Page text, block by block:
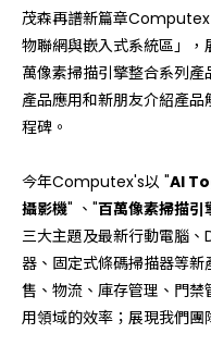
茂森再譜新篇章Computex
物聯網與嵌入式系統區」
萬像素掃描引擎整合系列
產品應用和新朋友介紹產
程碑。
今年Computex's以 "AI
攝影機" 、"百萬像素掃描引
三大主題及最新行動電腦
器、固定式條碼掃描器等
售、物流、庫存管理、門
用領域的效率；展現我們團